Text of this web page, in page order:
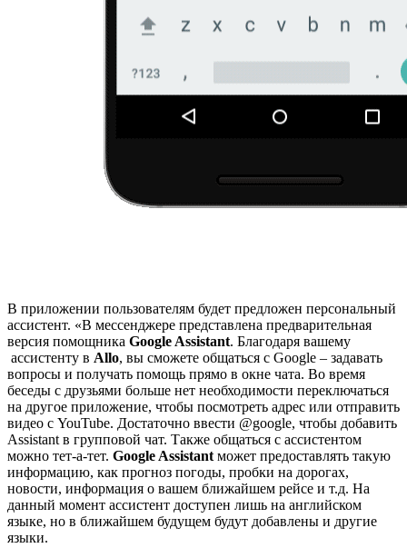
В приложении пользователям будет предложен персональный
ассистент. «В мессенджере представлена предварительная
версия помощника Google Assistant. Благодаря вашему
ассистенту в Allo, вы сможете общаться с Google – задавать
вопросы и получать помощь прямо в окне чата. Во время
беседы с друзьями больше нет необходимости переключаться
на другое приложение, чтобы посмотреть адрес или отправить
видео с YouTube. Достаточно ввести @google, чтобы добавить
Assistant в групповой чат. Также общаться с ассистентом
можно тет-а-тет. Google Assistant может предоставлять такую
информацию, как прогноз погоды, пробки на дорогах,
новости, информация о вашем ближайшем рейсе и т.д. На
данный момент ассистент доступен лишь на английском
языке, но в ближайшем будущем будут добавлены и другие
языки.